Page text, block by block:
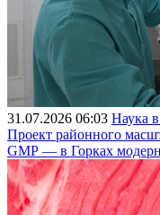
31.07.2026 06:03 Наука
Проект районного
GMP — в Горках